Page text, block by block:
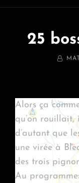
25
BY
Alors ça
qu’on rouillait,
d’autant que
une virée à
des trois
Au